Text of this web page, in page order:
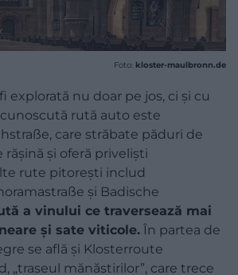
Foto: kloster-maulbronn.de
explorată nu doar pe jos, ci și cu
rută auto este
care străbate păduri de
și oferă priveliști
rute pitorești includ
și Badische
a vinului ce traversează mai
și sate viticole. În partea de
se află și Klosterroute
„traseul mănăstirilor”, care trece